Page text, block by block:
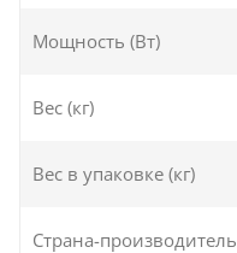
Мощность (Вт)
Вес (кг)
Вес в упаковке (кг)
Страна-производитель